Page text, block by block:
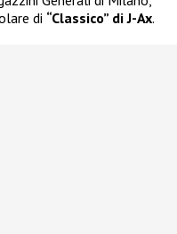
di “Classico” di J-Ax.